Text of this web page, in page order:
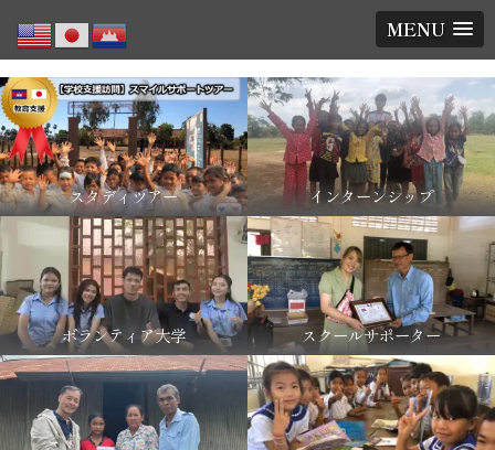
MENU
スタディツアー インターンシップ
ボランティア大学 スクールサポーター